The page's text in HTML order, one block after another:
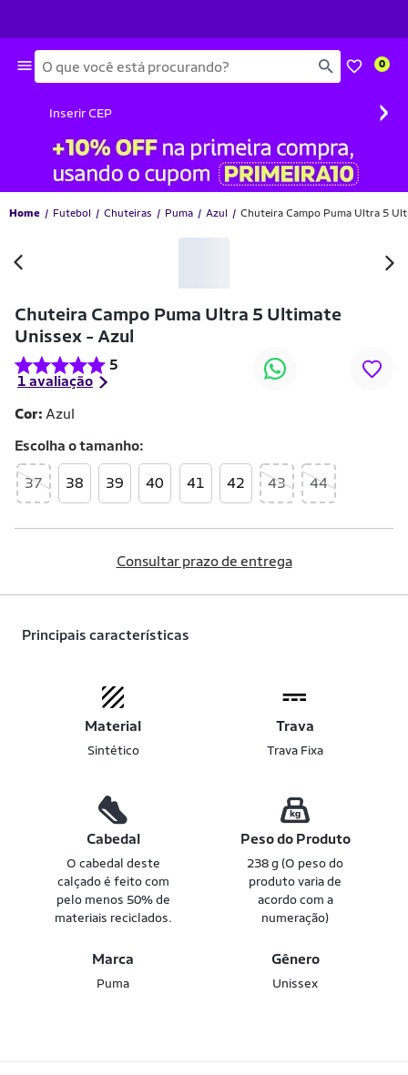
Busca 0
Inserir CEP ›
Home Futebol Chuteiras Puma Azul Chuteira Campo Puma Ultra 5
Chuteira Campo Puma Ultra 5 Ultimate
Unissex - Azul
5
1 avaliação
-33% OFF
Cor: Azul
Escolha otamanho
37 38 39 40 41 42 43 44
Consultar prazo de entrega
Principais características
Material
Sintético
Trava
Trava Fixa
Cabedal
O cabedal deste
calçado é feito com
pelo menos 50% de
materiais reciclados.
Peso do Produto
238 g (O peso do
produto varia de
acordo com a
numeração)
Marca
Puma
Gênero
Unissex